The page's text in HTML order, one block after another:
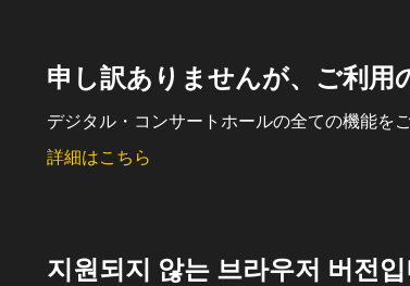
申し訳ありませんが、ご利
デジタル・コンサートホールの全ての機能を
詳細はこちら
지원되지 않는 브라우저 버전